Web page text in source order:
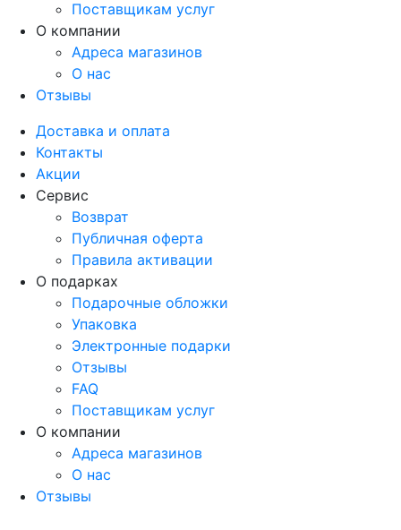
Поставщикам услуг
О компании
Адреса магазинов
О нас
Отзывы
Доставка и оплата
Контакты
Акции
Сервис
Возврат
Публичная оферта
Правила активации
О подарках
Подарочные обложки
Упаковка
Электронные подарки
Отзывы
FAQ
Поставщикам услуг
О компании
Адреса магазинов
О нас
Отзывы